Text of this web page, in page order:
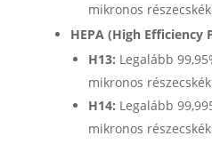
mikronos
HEPA (High
H13: Legalább
mikronos
H14: Legalább
mikronos